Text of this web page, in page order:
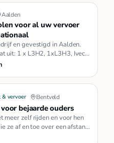
Aalden
voor al uw vervoer
en gevestigd in Aalden.
uit: 1 x L3H2, 1xL3H3, Iveco
& vervoer Bentveld
bejaarde ouders
meer zelf rijden en voor hen
ze af en toe over een afstand